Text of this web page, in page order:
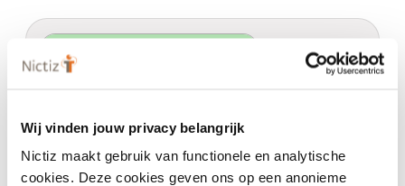
Wij vinden jouw privacy belangrijk
Nictiz maakt gebruik van functionele en analytische
cookies. Deze cookies geven ons op een anonieme
geldig vanaf
medicatiegegevens in de keten’ 2020
2020